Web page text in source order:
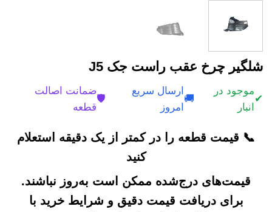
شلگیر چرخ عقب راست جک J5
✔
موجود در
انبار
🚚
ارسال سریع
امروز
🛡️
ضمانت اصالت
قطعه
📞 قیمت قطعه را در کمتر از یک دقیقه استعلام
کنید
قیمت‌های درج‌شده ممکن است به‌روز نباشند.
برای دریافت قیمت دقیق و شرایط خرید با